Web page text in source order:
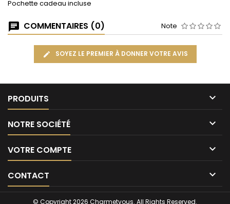
Pochette cadeau incluse
COMMENTAIRES (0) Note
SOYEZ LE PREMIER À DONNER VOTRE AVIS
PRODUITS 
NOTRE SOCIÉTÉ 
VOTRE COMPTE 
CONTACT 
© Copyright 2026 Charmetvous. All Rights Reserved.